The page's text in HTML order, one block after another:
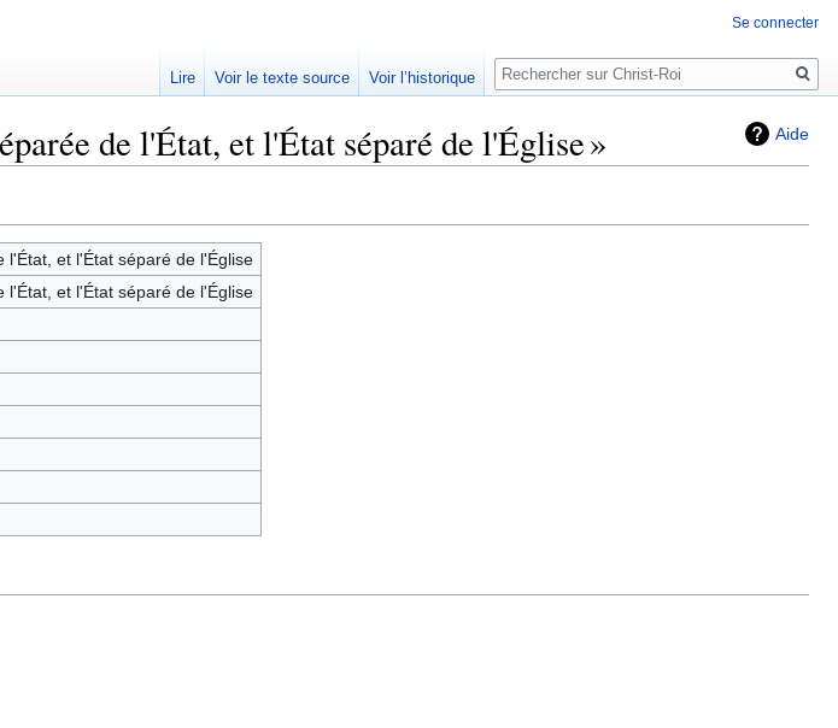
Aide
de l'État, et l'État séparé de l'Église »
l'État, et l'État séparé de l'Église
l'État, et l'État séparé de l'Église
Se connecter
Lire Voir le texte source Voir l’historique
Rechercher